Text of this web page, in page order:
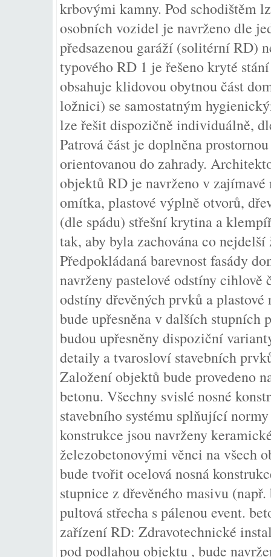
krbovými kamny. Pod schodištěm
osobních vozidel je navrženo dle
předsazenou garáží (solitérní RD)
typového RD 1 je řešeno kryté
obsahuje klidovou obytnou část
ložnici) se samostatným
lze řešit dispozičně individuálně,
Patrová část je doplněna
orientovanou do zahrady.
objektů RD je navrženo v
omítka, plastové výplně otvorů,
(dle spádu) střešní krytina a
tak, aby byla zachována co
Předpokládaná barevnost fasády
navrženy pastelové odstíny
odstíny dřevěných prvků a
bude upřesněna v dalších stupních
budou upřesněny dispoziční
detaily a tvarosloví stavebních
Založení objektů bude provedeno
betonu. Všechny svislé nosné
stavebního systému splňující
konstrukce jsou navrženy
železobetonovými věnci na všech
bude tvořit ocelová nosná
stupnice z dřevěného masivu
pultová střecha s pálenou event.
zařízení RD: Zdravotechnické
pod podlahou objektu , bude